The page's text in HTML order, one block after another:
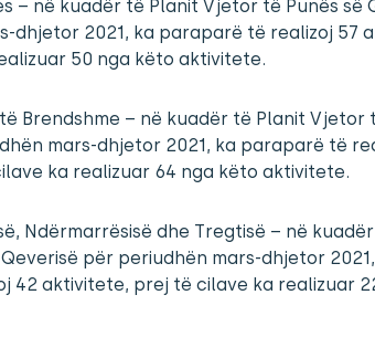
– në kuadër të Planit Vjetor të Punës së
dhjetor 2021, ka paraparë të realizoj 57
50 nga këto aktivitete.
Brendshme – në kuadër të Planit Vjetor
mars-dhjetor 2021, ka paraparë të
ka realizuar 64 nga këto aktivitete.
Ndërmarrësisë dhe Tregtisë – në
për periudhën mars-dhjetor
42 aktivitete, prej të cilave ka realizuar